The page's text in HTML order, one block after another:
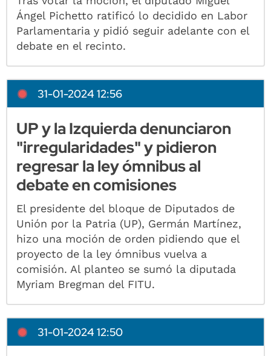
Ángel Pichetto ratificó lo decidido en Labor
Parlamentaria y pidió seguir adelante con el
debate en el recinto.
31-01-2024 12:56
UP y la Izquierda denunciaron
"irregularidades" y pidieron
regresar la ley ómnibus al
debate en comisiones
El presidente del bloque de Diputados de
Unión por la Patria (UP), Germán Martínez,
hizo una moción de orden pidiendo que el
proyecto de la ley ómnibus vuelva a
comisión. Al planteo se sumó la diputada
Myriam Bregman del FITU.
31-01-2024 12:50